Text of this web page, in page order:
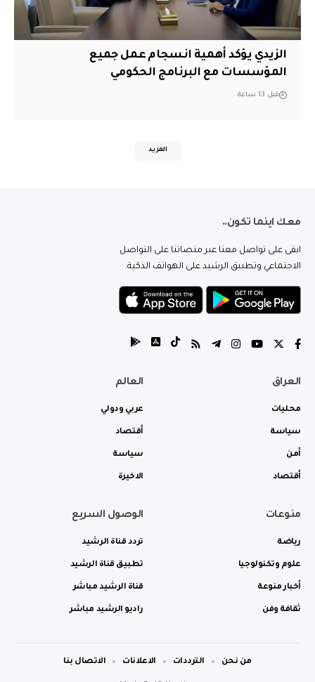
الزيدي يؤكد أهمية انسجام عمل جميع
المؤسسات مع البرنامج الحكومي
قبل 13 ساعة
المزيد
معك اينما تكون..
ابقى على تواصل معنا عبر منصاتنا على التواصل
الاجتماعي وتطبيق الرشيد على الهواتف الذكية.
العراق
محليات
سياسة
أمن
أقتصاد
العالم
عربي ودولي
أقتصاد
سياسة
الاخيرة
منوعات
رياضة
علوم وتكنولوجيا
أخبار منوعة
ثقافة وفن
الوصول السريع
تردد قناة الرشيد
تطبيق قناة الرشيد
قناة الرشيد مباشر
راديو الرشيد مباشر
من نحن الترددات الاعلانات الاتصال بنا